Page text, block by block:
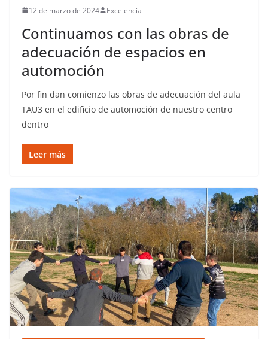
12 de marzo de 2024 Excelencia
Continuamos con las obras de
adecuación de espacios en
automoción
Por fin dan comienzo las obras de adecuación del aula
TAU3 en el edificio de automoción de nuestro centro
dentro
Leer más